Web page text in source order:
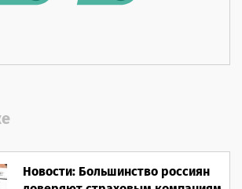
Новости: Большинство россиян